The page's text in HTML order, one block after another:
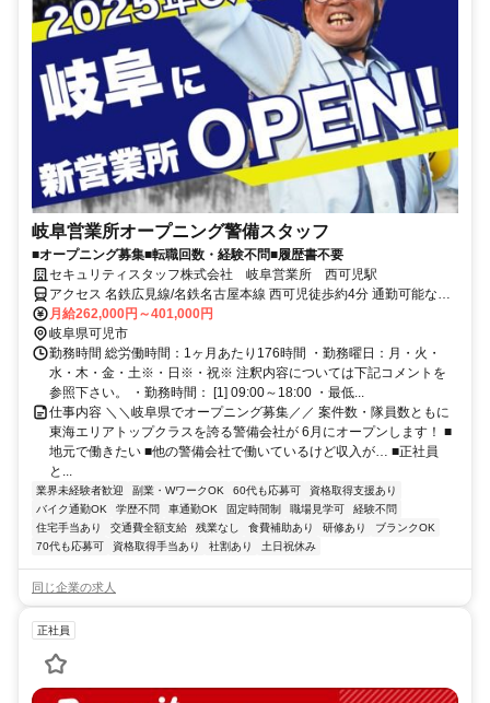
岐阜営業所オープニング警備スタッフ
■オープニング募集■転職回数・経験不問■履歴書不要
セキュリティスタッフ株式会社 岐阜営業所 西可児駅
アクセス 名鉄広見線/名鉄名古屋本線 西可児徒歩約4分 通勤可能な方
→直行直帰可
月給262,000円～401,000円
岐阜県可児市
勤務時間 総労働時間：1ヶ月あたり176時間 ・勤務曜日：月・火・
水・木・金・土※・日※・祝※ 注釈内容については下記コメントを
参照下さい。 ・勤務時間： [1] 09:00～18:00 ・最低...
仕事内容 ＼＼岐阜県でオープニング募集／／ 案件数・隊員数ともに
東海エリアトップクラスを誇る警備会社が 6月にオープンします！ ■
地元で働きたい ■他の警備会社で働いているけど収入が… ■正社員
と...
業界未経験者歓迎 副業・WワークOK 60代も応募可
資格取得支援あり
バイク通勤OK
学歴不問 車通勤OK 固定時間制 職場見学可
経験不問
住宅手当あり
交通費全額支給 残業なし 食費補助あり 研修あり
ブランクOK
70代も応募可
資格取得手当あり 社割あり 土日祝休み
同じ企業の求人
正社員